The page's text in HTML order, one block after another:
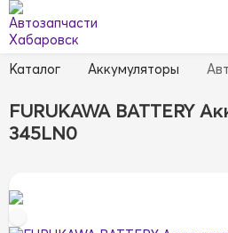
Каталог Аккумуляторы
FURUKAWA BATTERY
345LN0